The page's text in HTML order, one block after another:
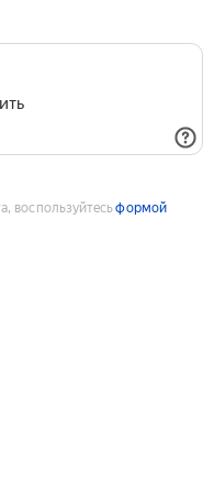
воспользуйтесьформой